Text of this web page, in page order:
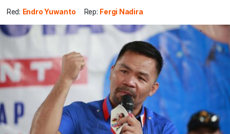
Red: Endro Yuwanto Rep: Fergi Nadira